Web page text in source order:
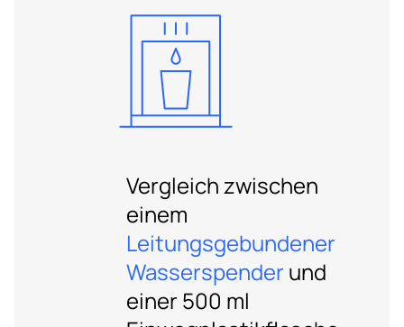
Vergleich zwischen
einem
Leitungsgebundener
Wasserspender und
einer 500 ml